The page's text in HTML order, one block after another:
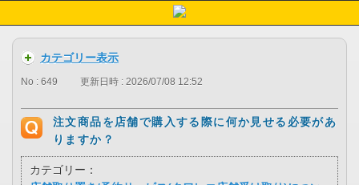
カテゴリー表示
No : 649 更新日時 : 2026/07/08 12:52
注文商品を店舗で購入する際に何か見せる必要があ
りますか？
カテゴリー：